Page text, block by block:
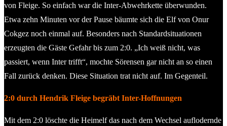
von Fleige. So einfach war die Inter-Abwehrkette überwunden.
Etwa zehn Minuten vor der Pause bäumte sich die Elf von Onur
Cokgez noch einmal auf. Besonders nach Standardsituationen
erzeugten die Gäste Gefahr bis zum 2:0. „Ich weiß nicht, was
passiert, wenn Inter trifft“, mochte Sörensen gar nicht an so einen
Fall zurück denken. Diese Situation trat nicht auf. Im Gegenteil.
2:0 durch Hendrik Fleige begräbt Inter-Hoffnungen
Mit dem 2:0 löschte die Heimelf das nach dem Wechsel auflodernde